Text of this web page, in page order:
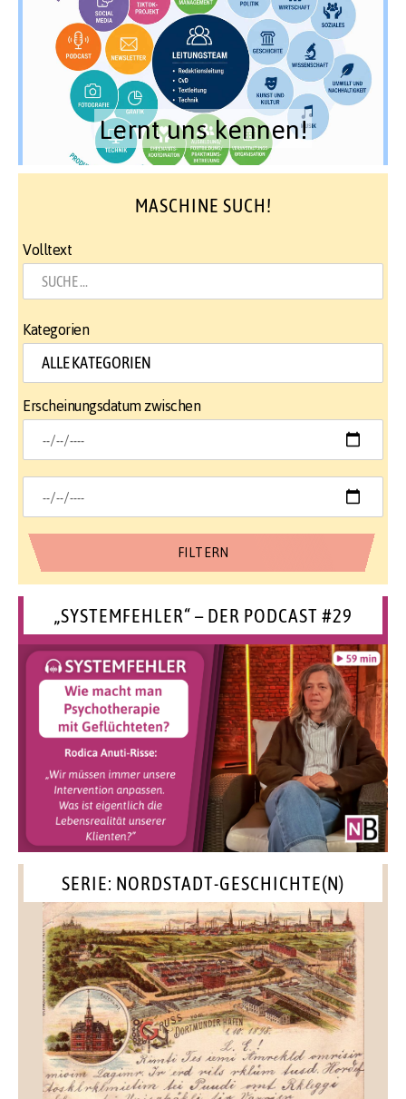
Lernt uns kennen!
MASCHINE SUCH!
Volltext
Kategorien
Erscheinungsdatum zwischen
„SYSTEMFEHLER“ – DER PODCAST #29
SERIE: NORDSTADT-GESCHICHTE(N)